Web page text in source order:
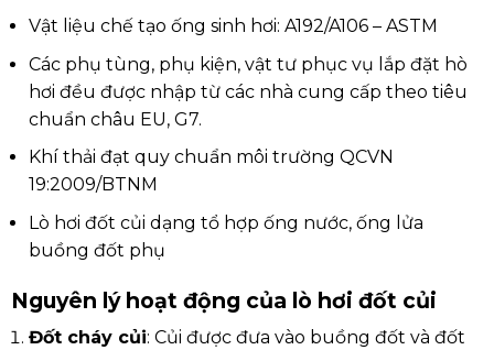
Vật liệu chế tạo ống sinh hơi: A192/A106 – ASTM
Các phụ tùng, phụ kiện, vật tư phục vụ lắp đặt hò
hơi đều được nhập từ các nhà cung cấp theo tiêu
chuẩn châu EU, G7.
Khí thải đạt quy chuẩn môi trường QCVN
19:2009/BTNM
Lò hơi đốt củi dạng tổ hợp ống nước, ống lửa
buồng đốt phụ
Nguyên lý hoạt động của lò hơi đốt củi
Đốt cháy củi: Củi được đưa vào buồng đốt và đốt